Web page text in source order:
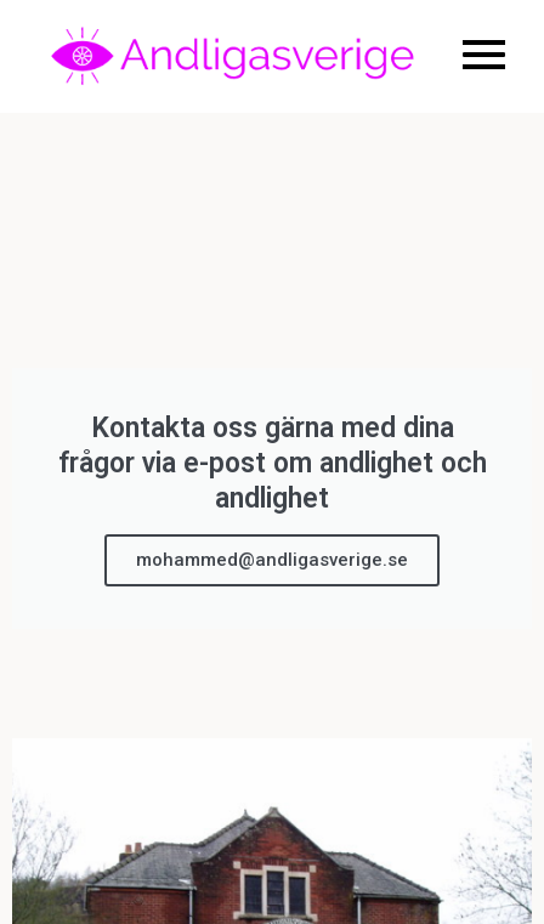
Kontakta oss gärna med dina
frågor via e-post om andlighet och
andlighet
mohammed@andligasverige.se